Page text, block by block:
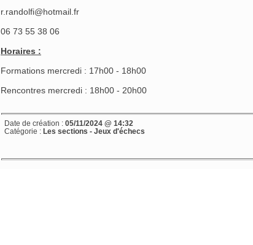
r.randolfi@hotmail.fr
06 73 55 38 06
Horaires :
Formations mercredi : 17h00 - 18h00
Rencontres mercredi : 18h00 - 20h00
Date de création : 05/11/2024 @ 14:32
Catégorie : Les sections - Jeux d'échecs